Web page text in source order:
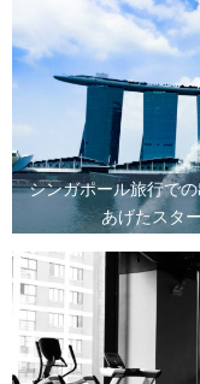
シンガポール旅行で
あげたスタ